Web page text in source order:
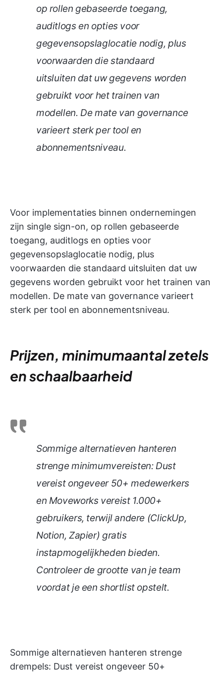
op rollen gebaseerde toegang,
auditlogs en opties voor
gegevensopslaglocatie nodig, plus
voorwaarden die standaard
uitsluiten dat uw gegevens worden
gebruikt voor het trainen van
modellen. De mate van governance
varieert sterk per tool en
abonnementsniveau.
Voor implementaties binnen ondernemingen
zijn single sign-on, op rollen gebaseerde
toegang, auditlogs en opties voor
gegevensopslaglocatie nodig, plus
voorwaarden die standaard uitsluiten dat uw
gegevens worden gebruikt voor het trainen van
modellen. De mate van governance varieert
sterk per tool en abonnementsniveau.
Prijzen, minimumaantal zetels
en schaalbaarheid
Sommige alternatieven hanteren
strenge minimumvereisten: Dust
vereist ongeveer 50+ medewerkers
en Moveworks vereist 1.000+
gebruikers, terwijl andere (ClickUp,
Notion, Zapier) gratis
instapmogelijkheden bieden.
Controleer de grootte van je team
voordat je een shortlist opstelt.
Sommige alternatieven hanteren strenge
drempels: Dust vereist ongeveer 50+